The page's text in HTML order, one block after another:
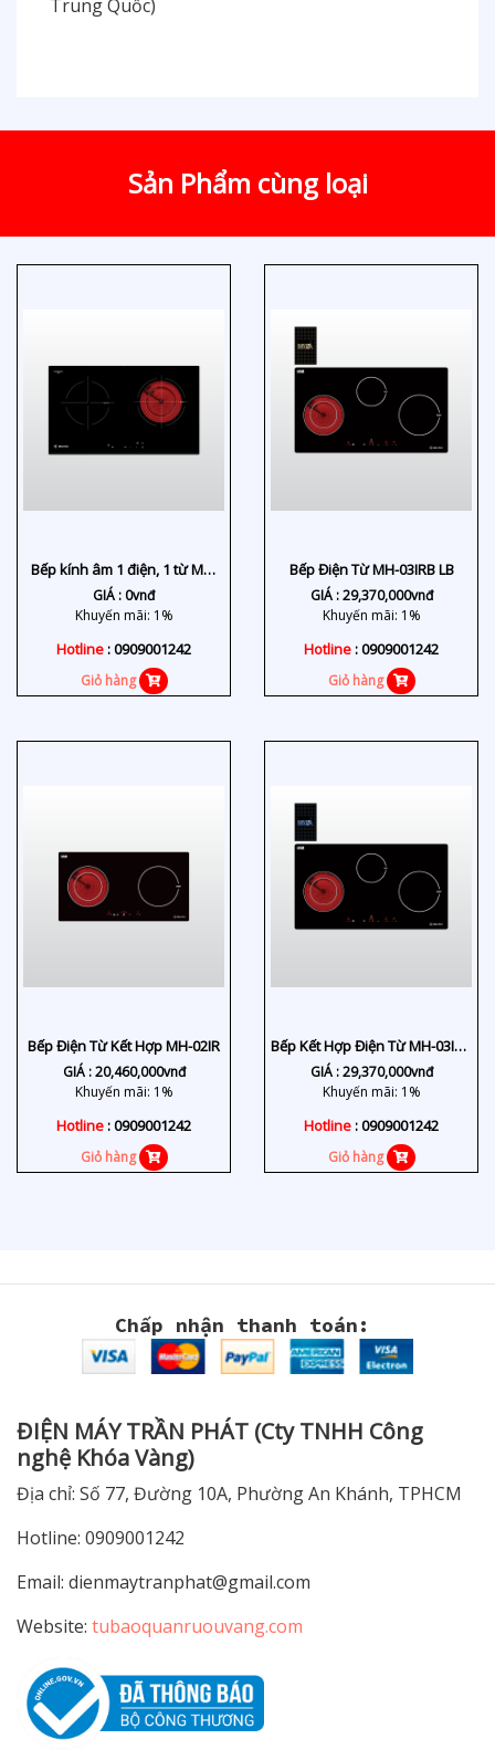
Trung Quốc)
Sản Phẩm cùng loại
Bếp kính âm 1 điện, 1 từ MH-
7311 IR
GIÁ : 0vnđ
Khuyến mãi: 1%
Hotline: 0909001242
Giỏ hàng
Bếp Điện Từ MH-03IRB LB
GIÁ :29,370,000vnđ
Khuyến mãi: 1%
Hotline: 0909001242
Giỏ hàng
Bếp Điện Từ Kết Hợp MH-02IR
GIÁ :20,460,000vnđ
Khuyến mãi: 1%
Hotline: 0909001242
Giỏ hàng
Bếp Kết Hợp Điện Từ MH-03IRB
SB
GIÁ :29,370,000vnđ
Khuyến mãi: 1%
Hotline: 0909001242
Giỏ hàng
Chấp nhận thanh toán:
ĐIỆN MÁY TRẦN PHÁT (Cty TNHH Công
nghệ Khóa Vàng)
Địa chỉ: Số 77, Đường 10A, Phường An Khánh, TPHCM
Hotline: 0909001242
Email: dienmaytranphat@gmail.com
Website: tubaoquanruouvang.com